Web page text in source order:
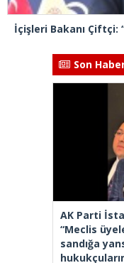
Son
AK Parti
“Meclis
sandığa